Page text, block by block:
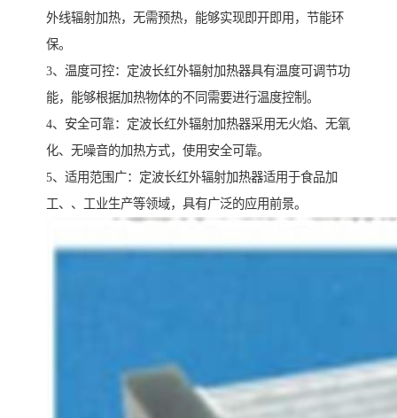
外线辐射加热，无需预热，能够实现即开即用，节能环
保。
3、温度可控：定波长红外辐射加热器具有温度可调节功
能，能够根据加热物体的不同需要进行温度控制。
4、安全可靠：定波长红外辐射加热器采用无火焰、无氧
化、无噪音的加热方式，使用安全可靠。
5、适用范围广：定波长红外辐射加热器适用于食品加
工、、工业生产等领域，具有广泛的应用前景。